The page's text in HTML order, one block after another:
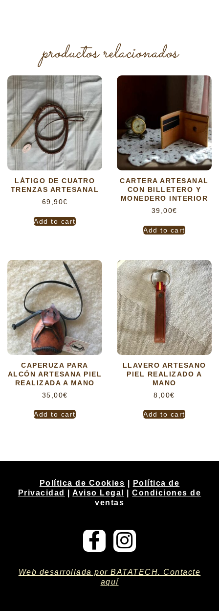
productos relacionados
LÁTIGO DE CUATRO
TRENZAS ARTESANAL
69,90€
Add to cart
CARTERA ARTESANAL
CON BILLETERO Y
MONEDERO INTERIOR
39,00€
Add to cart
CAPERUZA PARA
ALCÓN ARTESANA PIEL
REALIZADA A MANO
35,00€
Add to cart
LLAVERO ARTESANO
PIEL REALIZADO A
MANO
8,00€
Add to cart
Política de Cookies
Política de
Privacidad
|Aviso Legal |Condiciones de
ventas
Web desarrollada por BATATECH. Contacte
aquí